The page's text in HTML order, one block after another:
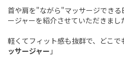
首や肩を"ながら"マッサージできる
ージャーを紹介させていただきまし
軽くてフィット感も抜群で、どこ
ッサージャー 」